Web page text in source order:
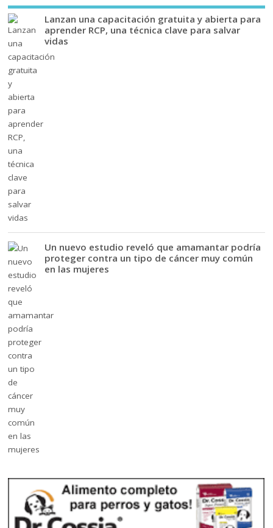
Lanzan una capacitación gratuita y abierta para
aprender RCP, una técnica clave para salvar
vidas
Un nuevo estudio reveló que amamantar podría
proteger contra un tipo de cáncer muy común
en las mujeres